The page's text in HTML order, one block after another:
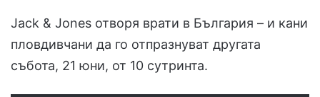
Jack & Jones отворя врати в България – и кани
пловдивчани да го отпразнуват другата
събота, 21 юни, от 10 сутринта.